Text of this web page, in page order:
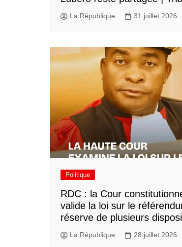
La République 31 juillet 2026
Politique
RDC : la Cour
valide la loi sur le
réserve de plusieurs
La République 28 juillet 2026